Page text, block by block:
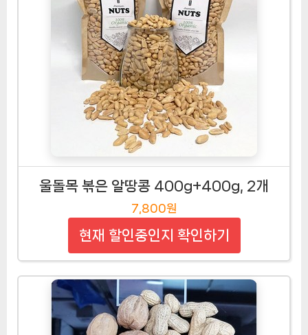
울돌목 볶은 알땅콩 400g+400g, 2개
7,800원
현재 할인중인지 확인하기